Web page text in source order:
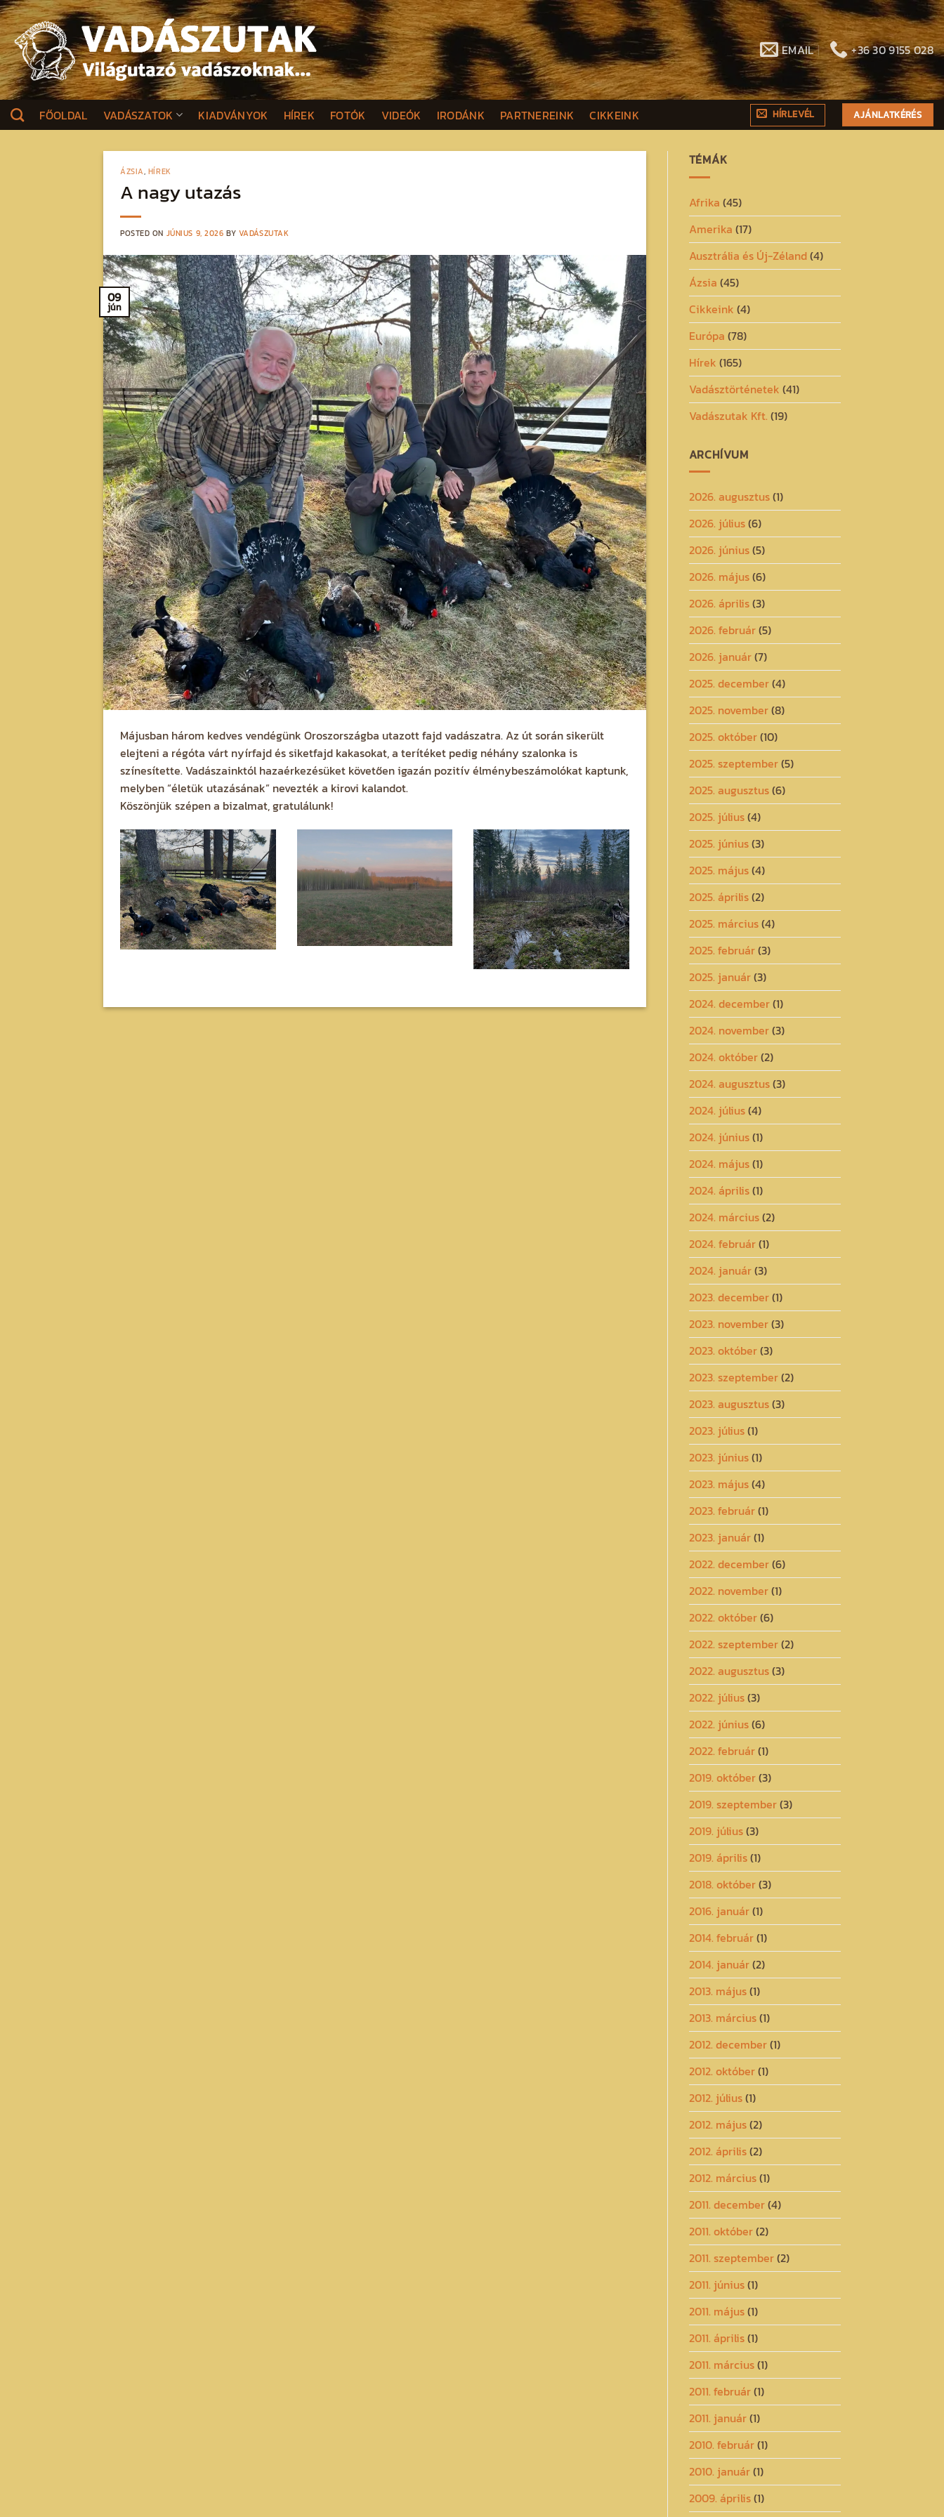
Skip
to
content
EMAIL +36 30 9155 028
FŐOLDAL VADÁSZATOK KIADVÁNYOK HÍREK FOTÓK VIDEÓK IRODÁNK PARTNEREINK CIKKEINK HÍRLEVÉL AJÁNLATKÉRÉS
ÁZSIA, HÍREK
A nagy utazás
POSTED ON JÚNIUS 9, 2026 BY VADÁSZUTAK
09
jún
Májusban három kedves vendégünk Oroszországba utazott fajd vadászatra. Az út során sikerült
elejteni a régóta várt nyírfajd és siketfajd kakasokat, a terítéket pedig néhány szalonka is
színesítette. Vadászainktól hazaérkezésüket követően igazán pozitív élménybeszámolókat kaptunk,
melyben “életük utazásának” nevezték a kirovi kalandot.
Köszönjük szépen a bizalmat, gratulálunk!
TÉMÁK
Afrika (45)
Amerika (17)
Ausztrália és Új-Zéland(4)
Ázsia (45)
Cikkeink (4)
Európa (78)
Hírek (165)
Vadásztörténetek (41)
Vadászutak Kft. (19)
ARCHÍVUM
2026. augusztus(1)
2026. július(6)
2026. június(5)
2026. május(6)
2026. április(3)
2026. február(5)
2026. január(7)
2025. december(4)
2025. november(8)
2025. október(10)
2025. szeptember(5)
2025. augusztus(6)
2025. július(4)
2025. június(3)
2025. május(4)
2025. április(2)
2025. március(4)
2025. február(3)
2025. január(3)
2024. december(1)
2024. november(3)
2024. október(2)
2024. augusztus(3)
2024. július(4)
2024. június(1)
2024. május(1)
2024. április(1)
2024. március(2)
2024. február(1)
2024. január(3)
2023. december(1)
2023. november(3)
2023. október(3)
2023. szeptember(2)
2023. augusztus(3)
2023. július(1)
2023. június(1)
2023. május(4)
2023. február(1)
2023. január(1)
2022. december(6)
2022. november(1)
2022. október(6)
2022. szeptember(2)
2022. augusztus(3)
2022. július(3)
2022. június(6)
2022. február(1)
2019. október(3)
2019. szeptember(3)
2019. július(3)
2019. április(1)
2018. október(3)
2016. január(1)
2014. február(1)
2014. január(2)
2013. május(1)
2013. március(1)
2012. december(1)
2012. október(1)
2012. július(1)
2012. május(2)
2012. április(2)
2012. március(1)
2011. december(4)
2011. október(2)
2011. szeptember(2)
2011. június(1)
2011. május(1)
2011. április(1)
2011. március(1)
2011. február(1)
2011. január(1)
2010. február(1)
2010. január(1)
2009. április(1)